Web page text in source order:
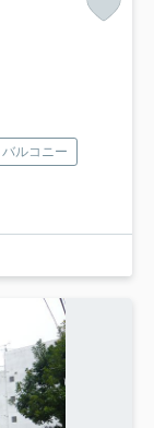
バルコニー